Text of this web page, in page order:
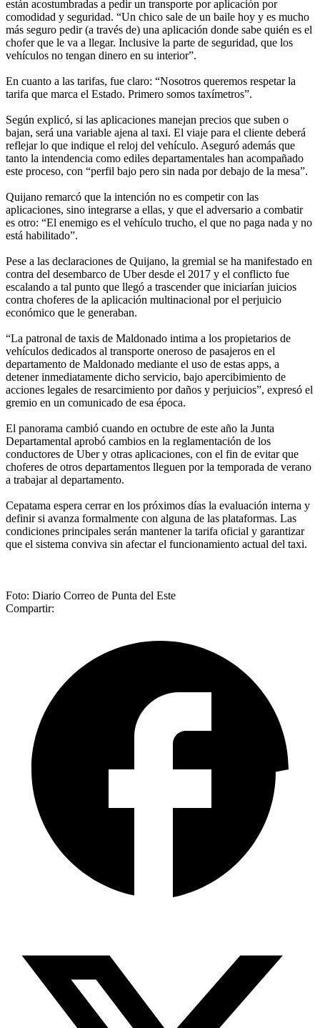
están acostumbradas a pedir un transporte por aplicación por
comodidad y seguridad. “Un chico sale de un baile hoy y es mucho
más seguro pedir (a través de) una aplicación donde sabe quién es el
chofer que le va a llegar. Inclusive la parte de seguridad, que los
vehículos no tengan dinero en su interior”.
En cuanto a las tarifas, fue claro: “Nosotros queremos respetar la
tarifa que marca el Estado. Primero somos taxímetros”.
Según explicó, si las aplicaciones manejan precios que suben o
bajan, será una variable ajena al taxi. El viaje para el cliente deberá
reflejar lo que indique el reloj del vehículo. Aseguró además que
tanto la intendencia como ediles departamentales han acompañado
este proceso, con “perfil bajo pero sin nada por debajo de la mesa”.
Quijano remarcó que la intención no es competir con las
aplicaciones, sino integrarse a ellas, y que el adversario a combatir
es otro: “El enemigo es el vehículo trucho, el que no paga nada y no
está habilitado”.
Pese a las declaraciones de Quijano, la gremial se ha manifestado en
contra del desembarco de Uber desde el 2017 y el conflicto fue
escalando a tal punto que llegó a trascender que iniciarían juicios
contra choferes de la aplicación multinacional por el perjuicio
económico que le generaban.
“La patronal de taxis de Maldonado intima a los propietarios de
vehículos dedicados al transporte oneroso de pasajeros en el
departamento de Maldonado mediante el uso de estas apps, a
detener inmediatamente dicho servicio, bajo apercibimiento de
acciones legales de resarcimiento por daños y perjuicios”, expresó el
gremio en un comunicado de esa época.
El panorama cambió cuando en octubre de este año la Junta
Departamental aprobó cambios en la reglamentación de los
conductores de Uber y otras aplicaciones, con el fin de evitar que
choferes de otros departamentos lleguen por la temporada de verano
a trabajar al departamento.
Cepatama espera cerrar en los próximos días la evaluación interna y
definir si avanza formalmente con alguna de las plataformas. Las
condiciones principales serán mantener la tarifa oficial y garantizar
que el sistema conviva sin afectar el funcionamiento actual del taxi.
Foto: Diario Correo de Punta del Este
Compartir: